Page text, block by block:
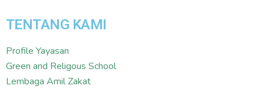
TENTANG KAMI
Profile Yayasan
Green and Religous School
Lembaga Amil Zakat